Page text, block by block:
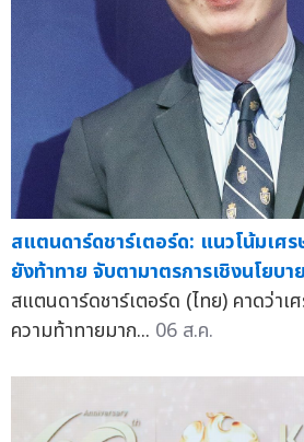
สแตนดาร์ดชาร์เตอร์ด: แนวโน้มเศ
ยังท้าทาย จับตามาตรการเชิงนโยบาย
สแตนดาร์ดชาร์เตอร์ด (ไทย) คาดว่าเ
ความท้าทายมาก... 06 ส.ค.